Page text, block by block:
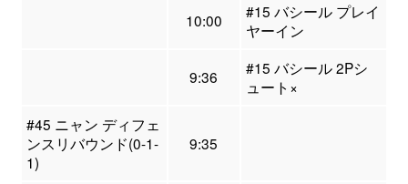
10:00
#15 バシール プレイ
ヤーイン
9:36
#15 バシール 2Pシ
ュート×
#45 ニャン ディフェ
ンスリバウンド(0-1-
1)
9:35